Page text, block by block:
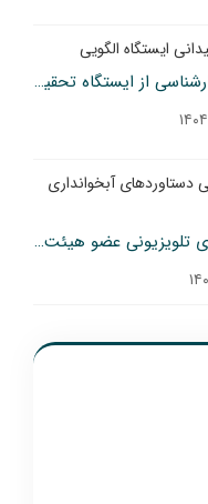
ایستگاه الگویی
بازدید کارشناسی از ایستگاه تحقیقات آبخوانداری کوثر فسا
دستاوردهای آبخوانداری
گفت‌وگوی تلویزیونی عضو هیئت علمی مرکز تحقیقات فارس درباره دستاوردهای ایستگاه آبخوانداری کوثر در شبکه یک سیما